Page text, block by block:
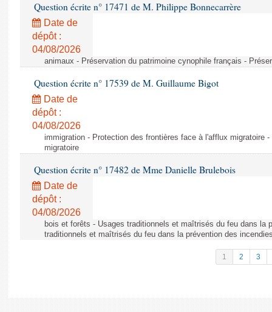
Question écrite n° 17471 de M. Philippe Bonnecarrère
Date de
dépôt :
04/08/2026
animaux - Préservation du patrimoine cynophile français -
Question écrite n° 17539 de M. Guillaume Bigot
Date de
dépôt :
04/08/2026
immigration - Protection des frontières face à l'afflux migratoire
migratoire
Question écrite n° 17482 de Mme Danielle Brulebois
Date de
dépôt :
04/08/2026
bois et forêts - Usages traditionnels et maîtrisés du feu dans la
traditionnels et maîtrisés du feu dans la prévention des
1 2 3